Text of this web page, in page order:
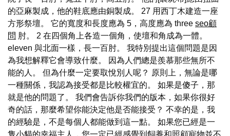
的亞麻製成，他的鞋底應由銅製成。 27 用西丁木建造一座
方形祭壇。 它的寬度和長度應為 5，高度應為 three seo顧
問 肘。 2 在四個角上各造一個角，使壇和角成為一體。
eleven 與北面一樣，長一百肘。 我特別提出這個問題是因
為我想解釋它會導致什麼。 因為人們總是羨慕那些無所不
能的人。 但為什麼一定要取悅別人呢？ 原則上，無論是哪
一種關係，我認為接受都是比較權宜的。 如果是傻子，那
就是他的問題了。 我們會告訴你我們的版本，如果你很好
奇的話，那麼希望你能決定他是否能接受？ 不幸的是，我
的經驗是，不是每個人都能做到這一點。 如果您已經是一
隻小貓的幸福主人，您一定已經感覺到飼養和照顧寵物並不